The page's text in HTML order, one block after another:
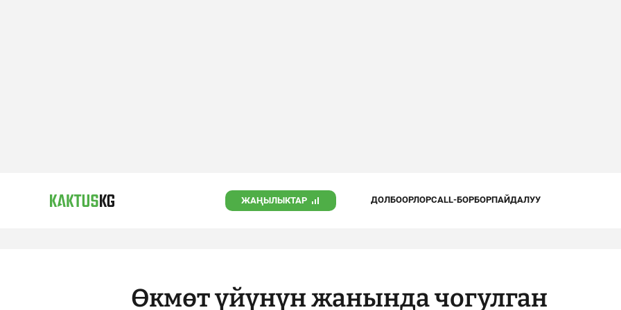
ЖАҢЫЛЫКТАР ДОЛБООРЛОРCALL-БОРБОРПАЙДАЛУУ
Өкмөт үйүнүн жанында чогулган